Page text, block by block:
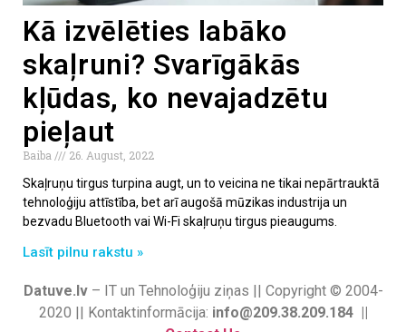
Kā izvēlēties labāko
skaļruni? Svarīgākās
kļūdas, ko nevajadzētu
pieļaut
Baiba
26. August, 2022
Skaļruņu tirgus turpina augt, un to veicina ne tikai nepārtrauktā
tehnoloģiju attīstība, bet arī augošā mūzikas industrija un
bezvadu Bluetooth vai Wi-Fi skaļruņu tirgus pieaugums.
Lasīt pilnu rakstu »
Datuve.lv– IT un Tehnoloģiju ziņas || Copyright © 2004-
2020 || Kontaktinformācija: info@209.38.209.184 ||